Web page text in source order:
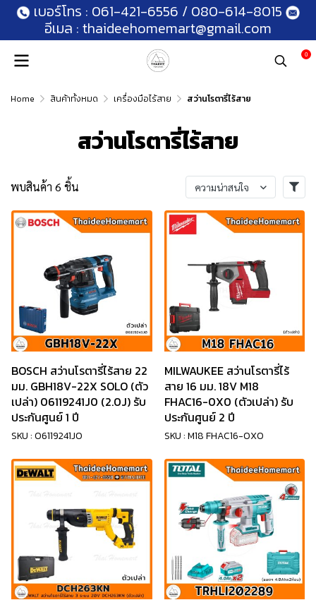
เบอร์โทร : 061-421-6556 / 080-614-8015
อีเมล : thaideehomemart@gmail.com
0
Home สินค้าทั้งหมด เครื่องมือไร้สาย สว่านโรตารี่ไร้สาย
สว่านโรตารี่ไร้สาย
พบสินค้า 6 ชิ้น ความน่าสนใจ
BOSCH สว่านโรตารี่ไร้สาย 22
มม. GBH18V-22X SOLO (ตัว
เปล่า) 06119241J0 (2.0J) รับ
ประกันศูนย์ 1 ปี
SKU : 06119241J0
MILWAUKEE สว่านโรตารี่ไร้
สาย 16 มม. 18V M18
FHAC16-0X0 (ตัวเปล่า) รับ
ประกันศูนย์ 2 ปี
SKU : M18 FHAC16-0X0